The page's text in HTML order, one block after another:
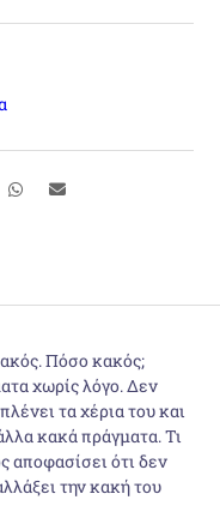
Πόσο κακός;
χωρίς λόγο. ∆εν
τα χέρια του και
κακά πράγµατα. Τι
αποφασίσει ότι δεν
την κακή του